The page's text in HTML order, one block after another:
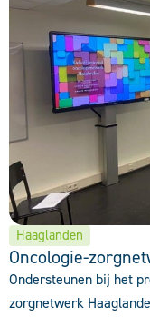
Haaglanden
Oncologie-
Ondersteunen bij het
zorgnetwerk